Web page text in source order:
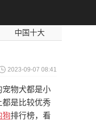
中国十大
2023-09-07 08:41
宠物犬都是小
都是比较优秀
狗排行榜，看